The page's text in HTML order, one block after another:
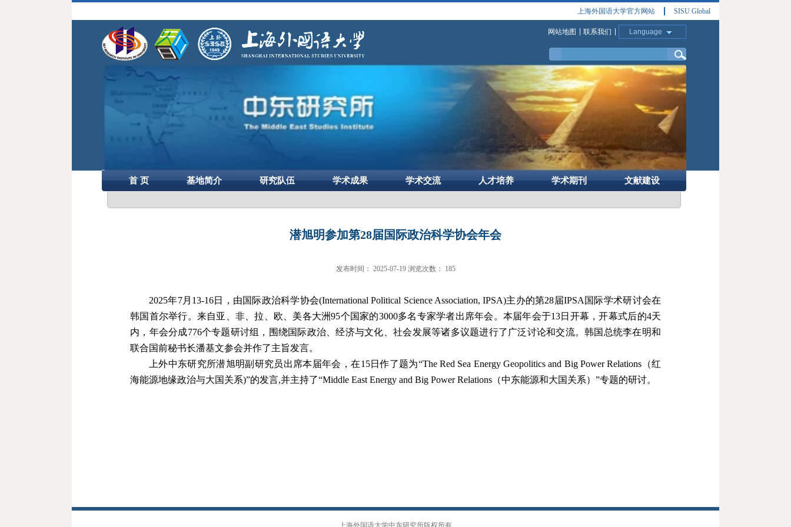
上海外国语大学官方网站 SISU Global
网站地图 联系我们 Language
首 页 基地简介 研究队伍 学术成果 学术交流 人才培养 学术期刊 文献建设
潜旭明参加第28届国际政治科学协会年会
发布时间： 2025-07-19 浏览次数： 185
2025年7月 13-16日，由国际政治科学协会(International Political Science Association, IPSA)主办的第28届IPSA 国际学术研讨会在
韩国首尔举行。来自亚、非、拉、欧、美各大洲95个国家的3000多名专家学者出席年会。本届年会于13日开幕，开幕式后的4天
内，年会分成776个专题研讨组，围绕国际政治、经济与文化、社会发展等诸多议题进行了广泛讨论和交流。韩国总统李在明和
联合国前秘书长潘基文参会并作了主旨发言。
上外中东研究所潜旭明副研究员出席本届年会，在15日作了题为“The Red Sea Energy Geopolitics and Big Power Relations （红
海能源地缘政治与大国关系)”的发言,并主持了“Middle East Energy and Big Power Relations （中东能源和大国关系） ”专题的研讨。
上海外国语大学中东研究所版权所有